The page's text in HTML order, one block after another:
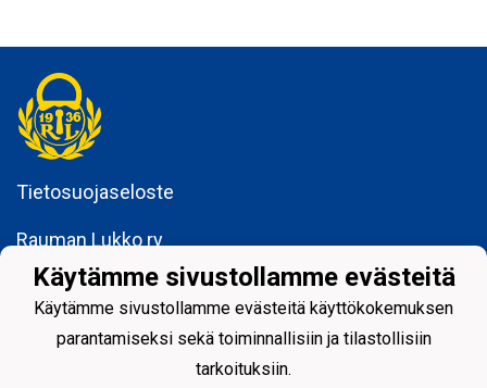
Tietosuojaseloste
Rauman Lukko ry
26100 Rauma
Käytämme sivustollamme evästeitä
Käytämme sivustollamme evästeitä käyttökokemuksen
parantamiseksi sekä toiminnallisiin ja tilastollisiin
tarkoituksiin.